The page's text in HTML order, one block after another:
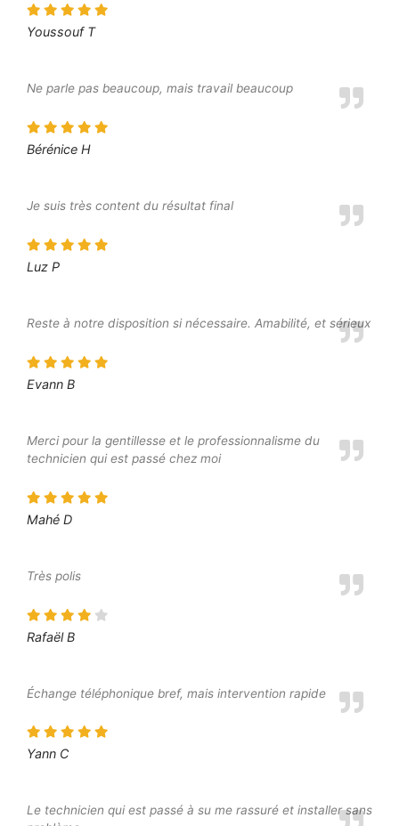
Youssouf T
Ne parle pas beaucoup, mais travail beaucoup
Bérénice H
Je suis très content du résultat final
Luz P
Reste à notre disposition si nécessaire. Amabilité, et sérieux
Evann B
Merci pour la gentillesse et le professionnalisme du
technicien qui est passé chez moi
Mahé D
Très polis
Rafaël B
Échange téléphonique bref, mais intervention rapide
Yann C
Le technicien qui est passé à su me rassuré et installer sans